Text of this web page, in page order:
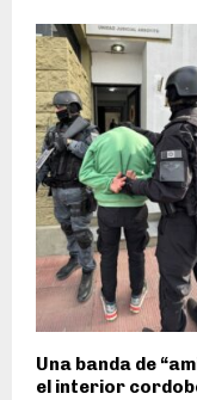
Una banda de
el interior